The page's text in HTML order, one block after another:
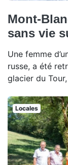
Mont-
sans vie
Une femme
russe, a été
glacier du
Locales